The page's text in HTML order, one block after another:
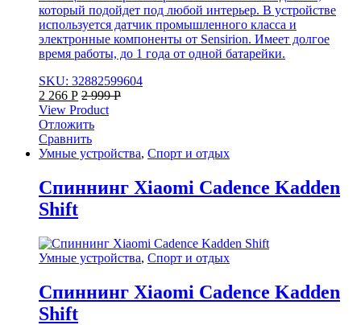
который подойдет под любой интерьер. В устройстве
используется датчик промышленного класса и
электронные компоненты от Sensirion. Имеет долгое
время работы, до 1 года от одной батарейки.
SKU: 32882599604
2 266 Р 2 999Р
View Product
Отложить
Сравнить
Умные устройства, Спорт и отдых
Спиннинг Xiaomi Cadence Kadden
Shift
Умные устройства, Спорт и отдых
Спиннинг Xiaomi Cadence Kadden
Shift